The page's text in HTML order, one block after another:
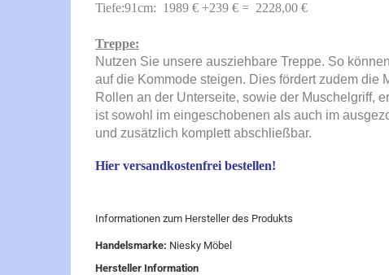
Tiefe:91cm: 1989 € +239 € = 2228,00 €
Treppe:
Nutzen Sie unsere ausziehbare Treppe. So
auf die Kommode steigen. Dies fördert zudem die
Rollen an der Unterseite, sowie der Muschelgriff,
ist sowohl im eingeschobenen als auch im
und zusätzlich komplett abschließbar.
Hier versandkostenfrei bestellen!
Informationen zum Hersteller des Produkts
Handelsmarke: Niesky Möbel
Hersteller Information